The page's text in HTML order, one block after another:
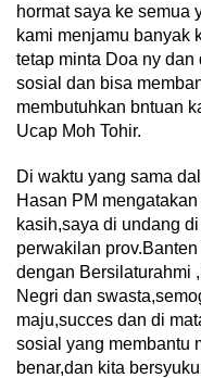
hormat saya ke semua
kami menjamu banyak
tetap minta Doa ny dan
sosial dan bisa
membutuhkan bntuan
Ucap Moh Tohir.
Di waktu yang sama
Hasan PM
kasih,saya di undang
perwakilan
dengan Bersilaturahmi
Negri dan
maju,succes dan di
sosial yang membantu
benar,dan kita